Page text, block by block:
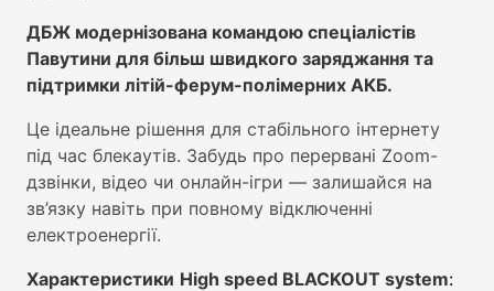
ДБЖ модернізована командою спеціалістів
Павутини для більш швидкого заряджання та
підтримки літій-ферум-полімерних АКБ.
Це ідеальне рішення для стабільного інтернету
під час блекаутів. Забудь про перервані Zoom-
дзвінки, відео чи онлайн-ігри — залишайся на
зв’язку навіть при повному відключенні
електроенергії.
Характеристики High speed BLACKOUT system: